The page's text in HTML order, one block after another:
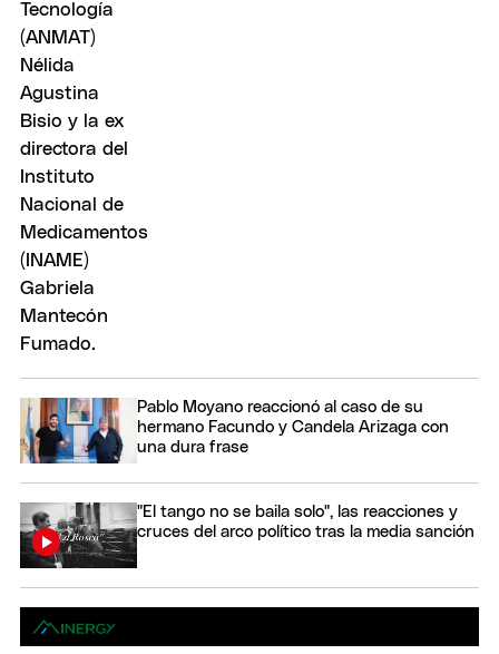
Pablo Moyano reaccionó al caso de su
hermano Facundo y Candela Arizaga con
una dura frase
"El tango no se baila solo", las reacciones y
cruces del arco político tras la media sanción